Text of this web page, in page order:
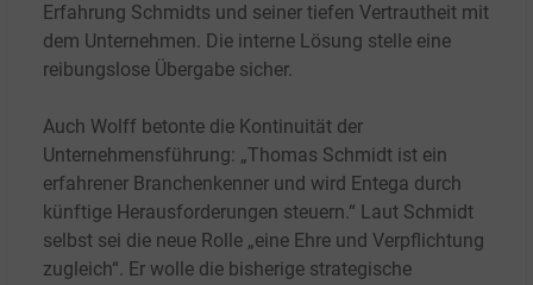
Erfahrung Schmidts und seiner tiefen Vertrautheit mit
dem Unternehmen. Die interne Lösung stelle eine
reibungslose Übergabe sicher.
Auch Wolff betonte die Kontinuität der
Unternehmensführung: „Thomas Schmidt ist ein
erfahrener Branchenkenner und wird Entega durch
künftige Herausforderungen steuern.“ Laut Schmidt
selbst sei die neue Rolle „eine Ehre und Verpflichtung
zugleich“. Er wolle die bisherige strategische